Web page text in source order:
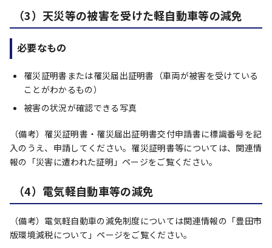
（3）天災等の被害を受けた軽自動車等の減免
必要なもの
罹災証明書または罹災届出証明書（車両が被害を受けている
ことがわかるもの）
被害の状況が確認できる写真
（備考）罹災証明書・罹災届出証明書交付申請書に標識番号を記
入のうえ、申請してください。罹災証明書等については、関連情
報の「災害に遭われた証明」ページをご覧ください。
（4）電気軽自動車等の減免
（備考）電気軽自動車の減免制度については関連情報の「豊田市
版環境減税について」ページをご覧ください。